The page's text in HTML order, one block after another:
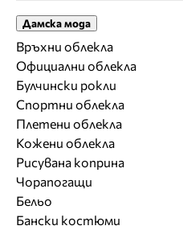
Дамска мода
Връхни облекла
Официални облекла
Булчински рокли
Спортни облекла
Плетени облекла
Кожени облекла
Рисувана коприна
Чорапогащи
Бельо
Бански костюми